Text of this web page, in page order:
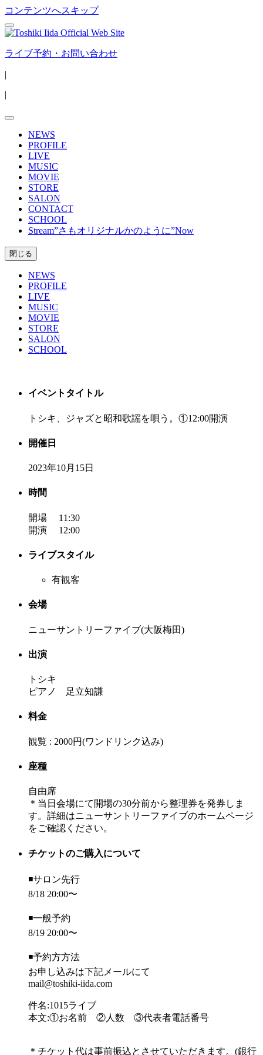
コンテンツへスキップ
ライブ予約・お問い合わせ
|
|
NEWS
PROFILE
LIVE
MUSIC
MOVIE
STORE
SALON
CONTACT
SCHOOL
Stream”さもオリジナルかのように”Now
閉じる
NEWS
PROFILE
LIVE
MUSIC
MOVIE
STORE
SALON
SCHOOL
イベントタイトル
トシキ、ジャズと昭和歌謡を唄う。①12:00開演
開催日
2023年10月15日
時間
開場 11:30
開演 12:00
ライブスタイル
有観客
会場
ニューサントリーファイブ(大阪梅田)
出演
トシキ
ピアノ 足立知謙
料金
観覧 : 2000円(ワンドリンク込み)
座種
自由席
＊当日会場にて開場の30分前から整理券を発券しま
す。詳細はニューサントリーファイブのホームページ
をご確認ください。
チケットのご購入について
◾️サロン先行
8/18 20:00〜
◾️一般予約
8/19 20:00〜
◾️予約方方法
お申し込みは下記メールにて
mail@toshiki-iida.com
件名:1015ライブ
本文:①お名前 ②人数 ③代表者電話番号
＊チケット代は事前振込とさせていただきます。(銀行